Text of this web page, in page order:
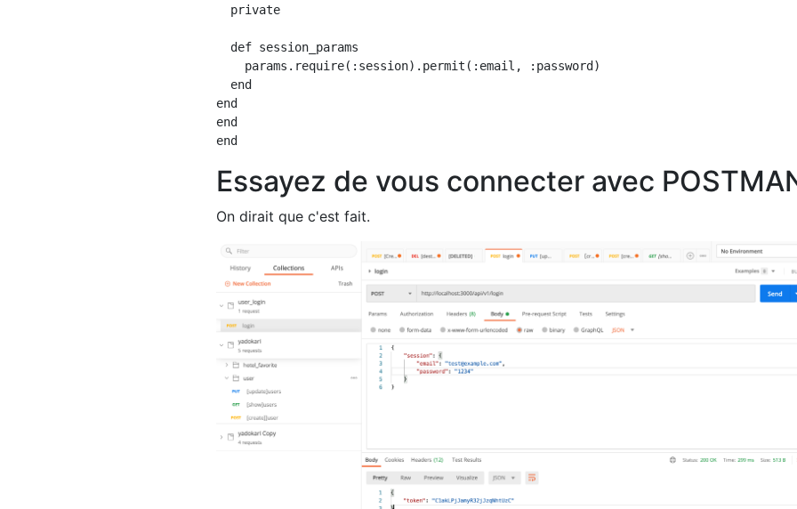
  private
  def session_params
    params.require(:session).permit(:email, :password)
  end
end
end
Essayez de vous connecter avec
On dirait que c'est fait.